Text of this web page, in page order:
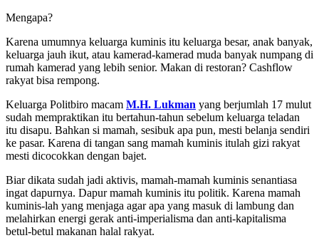
Mengapa?
Karena umumnya keluarga kuminis itu keluarga besar, anak banyak,
keluarga jauh ikut, atau kamerad-kamerad muda banyak numpang di
rumah kamerad yang lebih senior. Makan di restoran? Cashflow
rakyat bisa rempong.
Keluarga Politbiro macam M.H. Lukman yang berjumlah 17 mulut
sudah mempraktikan itu bertahun-tahun sebelum keluarga teladan
itu disapu. Bahkan si mamah, sesibuk apa pun, mesti belanja sendiri
ke pasar. Karena di tangan sang mamah kuminis itulah gizi rakyat
mesti dicocokkan dengan bajet.
Biar dikata sudah jadi aktivis, mamah-mamah kuminis senantiasa
ingat dapurnya. Dapur mamah kuminis itu politik. Karena mamah
kuminis-lah yang menjaga agar apa yang masuk di lambung dan
melahirkan energi gerak anti-imperialisma dan anti-kapitalisma
betul-betul makanan halal rakyat.